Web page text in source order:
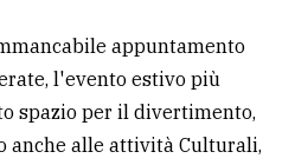
appuntamento
l'evento estivo più
spazio per il divertimento,
anche alle attività Culturali,